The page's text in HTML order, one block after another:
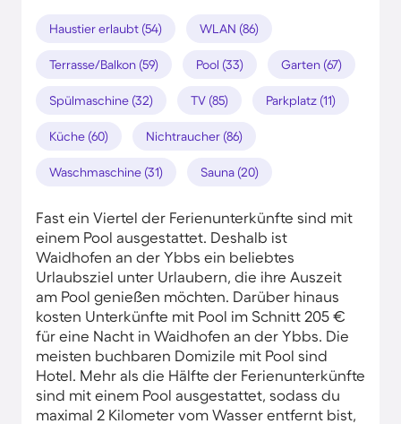
Haustier erlaubt (54) WLAN (86)
Terrasse/Balkon (59) Pool (33) Garten (67)
Spülmaschine (32) TV (85) Parkplatz (11)
Küche (60) Nichtraucher (86)
Waschmaschine (31) Sauna (20)
Fast ein Viertel der Ferienunterkünfte sind mit
einem Pool ausgestattet. Deshalb ist
Waidhofen an der Ybbs ein beliebtes
Urlaubsziel unter Urlaubern, die ihre Auszeit
am Pool genießen möchten. Darüber hinaus
kosten Unterkünfte mit Pool im Schnitt 205 €
für eine Nacht in Waidhofen an der Ybbs. Die
meisten buchbaren Domizile mit Pool sind
Hotel. Mehr als die Hälfte der Ferienunterkünfte
sind mit einem Pool ausgestattet, sodass du
maximal 2 Kilometer vom Wasser entfernt bist,